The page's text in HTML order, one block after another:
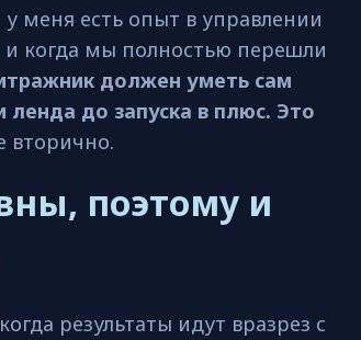
меня есть опыт в управлении
когда мы полностью перешли
должен уметь сам
до запуска в плюс. Это
вторично.
поэтому и
результаты идут вразрез с